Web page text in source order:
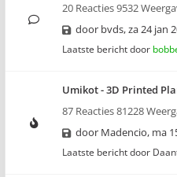
20 Reacties 9532
door bvds,za 24 jan
Laatste bericht door
Umikot - 3D Printed
87 Reacties 81228
door Madencio, ma
Laatste bericht door